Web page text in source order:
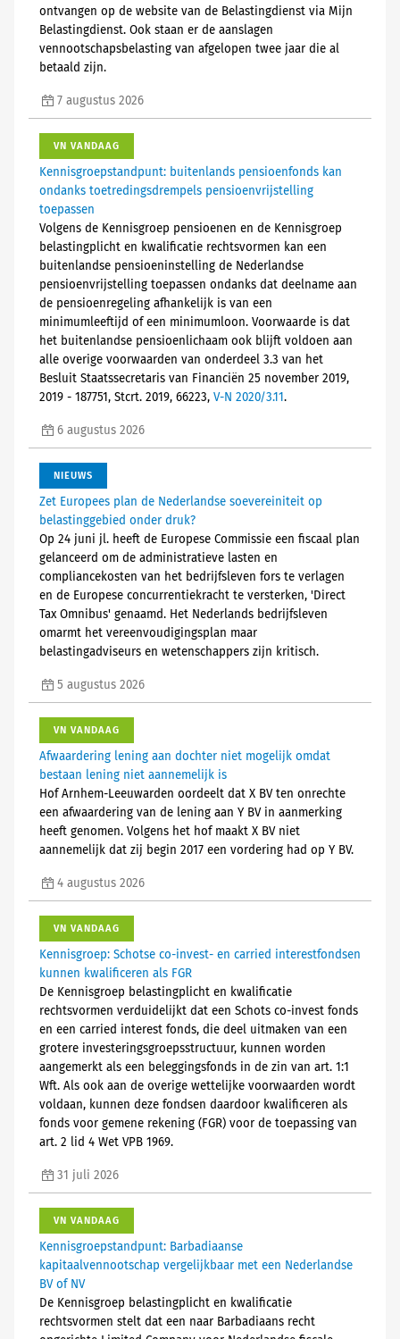
ontvangen op de website van de Belastingdienst via Mijn
Belastingdienst. Ook staan er de aanslagen
vennootschapsbelasting van afgelopen twee jaar die al
betaald zijn.
7 augustus 2026
VN VANDAAG
Kennisgroepstandpunt: buitenlands pensioenfonds kan
ondanks toetredingsdrempels pensioenvrijstelling
toepassen
Volgens de Kennisgroep pensioenen en de Kennisgroep
belastingplicht en kwalificatie rechtsvormen kan een
buitenlandse pensioeninstelling de Nederlandse
pensioenvrijstelling toepassen ondanks dat deelname aan
de pensioenregeling afhankelijk is van een
minimumleeftijd of een minimumloon. Voorwaarde is dat
het buitenlandse pensioenlichaam ook blijft voldoen aan
alle overige voorwaarden van onderdeel 3.3 van het
Besluit Staatssecretaris van Financiën 25 november 2019,
2019 - 187751, Stcrt. 2019, 66223, V-N 2020/3.11.
6 augustus 2026
NIEUWS
Zet Europees plan de Nederlandse soevereiniteit op
belastinggebied onder druk?
Op 24 juni jl. heeft de Europese Commissie een fiscaal plan
gelanceerd om de administratieve lasten en
compliancekosten van het bedrijfsleven fors te verlagen
en de Europese concurrentiekracht te versterken, 'Direct
Tax Omnibus' genaamd. Het Nederlands bedrijfsleven
omarmt het vereenvoudigingsplan maar
belastingadviseurs en wetenschappers zijn kritisch.
5 augustus 2026
VN VANDAAG
Afwaardering lening aan dochter niet mogelijk omdat
bestaan lening niet aannemelijk is
Hof Arnhem-Leeuwarden oordeelt dat X BV ten onrechte
een afwaardering van de lening aan Y BV in aanmerking
heeft genomen. Volgens het hof maakt X BV niet
aannemelijk dat zij begin 2017 een vordering had op Y BV.
4 augustus 2026
VN VANDAAG
Kennisgroep: Schotse co-invest- en carried interestfondsen
kunnen kwalificeren als FGR
De Kennisgroep belastingplicht en kwalificatie
rechtsvormen verduidelijkt dat een Schots co-invest fonds
en een carried interest fonds, die deel uitmaken van een
grotere investeringsgroepsstructuur, kunnen worden
aangemerkt als een beleggingsfonds in de zin van art. 1:1
Wft. Als ook aan de overige wettelijke voorwaarden wordt
voldaan, kunnen deze fondsen daardoor kwalificeren als
fonds voor gemene rekening (FGR) voor de toepassing van
art. 2 lid 4 Wet VPB 1969.
31 juli 2026
VN VANDAAG
Kennisgroepstandpunt: Barbadiaanse
kapitaalvennootschap vergelijkbaar met een Nederlandse
BV of NV
De Kennisgroep belastingplicht en kwalificatie
rechtsvormen stelt dat een naar Barbadiaans recht